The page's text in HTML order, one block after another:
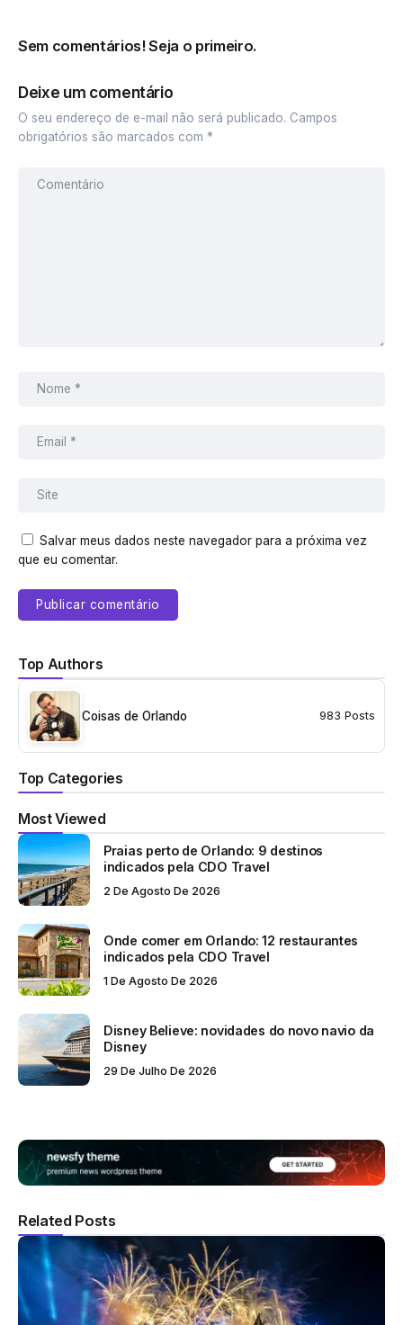
Sem comentários! Seja o primeiro.
Deixe um comentário
O seu endereço de e-mail não será publicado. Campos
obrigatórios são marcados com *
Salvar meus dados neste navegador para a próxima vez
que eu comentar.
Top Authors
Coisas de Orlando 983 Posts
Top Categories
Most Viewed
Praias perto de Orlando: 9 destinos
indicados pela CDO Travel
2 De Agosto De 2026
Onde comer em Orlando: 12 restaurantes
indicados pela CDO Travel
1 De Agosto De 2026
Disney Believe: novidades do novo navio da
Disney
29 De Julho De 2026
Related Posts